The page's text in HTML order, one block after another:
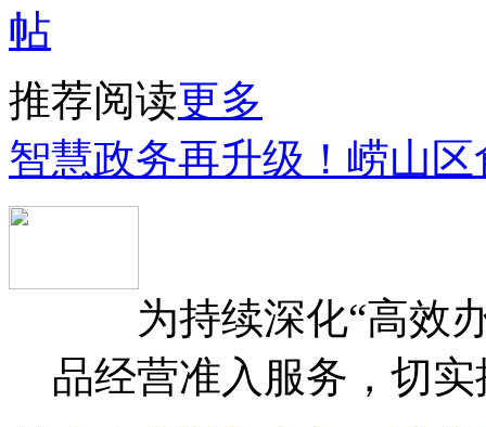
推荐阅读更多
智慧政务再升级！崂山
为持续深化“高效办
品经营准入服务，切